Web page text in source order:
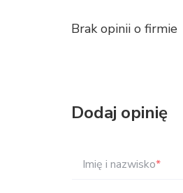
Brak opinii o firmie
Dodaj opinię
Imię i nazwisko*